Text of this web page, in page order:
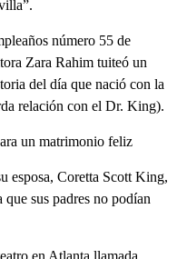
número 55 de
Zara Rahim tuiteó un
del día que nació con la
relación con el Dr. King).
un matrimonio feliz
esposa, Coretta Scott King,
sus padres no podían
en Atlanta llamada